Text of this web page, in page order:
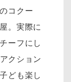
コクー
。実際に
ーフにし
クション
ども楽し